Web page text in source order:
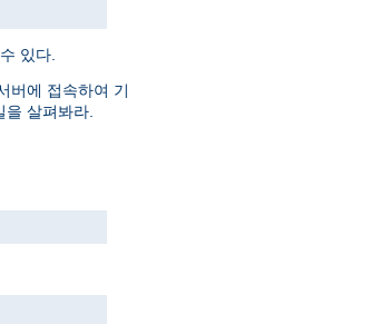
있다.
버에 접속하여 기
을 살펴봐라.